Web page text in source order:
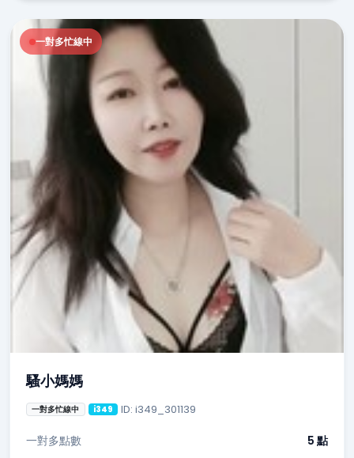
一對多忙線中
騷小媽媽
一對多忙線中 i349 ID: i349_301139
一對多點數 5 點